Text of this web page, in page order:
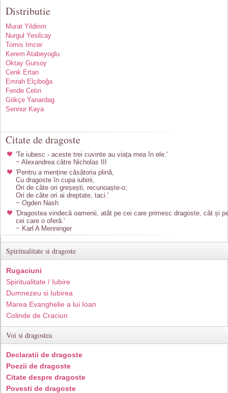
Distributie
Murat Yildirim
Nurgul Yesilcay
Tomis Imcer
Kerem Atabeyoglu
Oktay Gursoy
Cenk Ertan
Emrah Elçiboğa
Feride Cetin
Gökçe Yanardag
Sennur Kaya
Citate de dragoste
'Te iubesc - aceste trei cuvinte au viața mea în ele.'
~ Alexandrea către Nicholas III
'Pentru a menține căsătoria plină,
Cu dragoste în cupa iubirii,
Ori de câte ori greșești, recunoaște-o;
Ori de câte ori ai dreptate, taci.'
~ Ogden Nash
'Dragostea vindecă oamenii, atât pe cei care primesc dragoste, cât și
cei care o oferă.'
~ Karl A Menninger
Spiritualitate si dragoste
Rugaciuni
Spiritualitate / Iubire
Dumnezeu si Iubirea
Marea Evanghelie a lui Ioan
Colinde de Craciun
Voi si dragostea
Declaratii de dragoste
Poezii de dragoste
Citate despre dragoste
Povesti de dragoste